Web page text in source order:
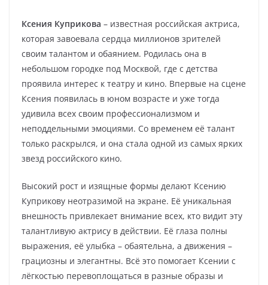
Ксения Куприкова – известная российская актриса,
которая завоевала сердца миллионов зрителей
своим талантом и обаянием. Родилась она в
небольшом городке под Москвой, где с детства
проявила интерес к театру и кино. Впервые на сцене
Ксения появилась в юном возрасте и уже тогда
удивила всех своим профессионализмом и
неподдельными эмоциями. Со временем её талант
только раскрылся, и она стала одной из самых ярких
звезд российского кино.
Высокий рост и изящные формы делают Ксению
Куприкову неотразимой на экране. Её уникальная
внешность привлекает внимание всех, кто видит эту
талантливую актрису в действии. Её глаза полны
выражения, её улыбка – обаятельна, а движения –
грациозны и элегантны. Всё это помогает Ксении с
лёгкостью перевоплощаться в разные образы и